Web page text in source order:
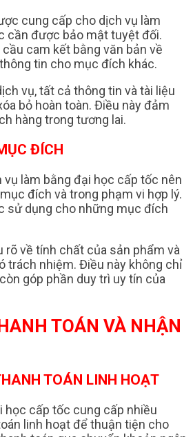
cung cấp cho dịch vụ làm
cần được bảo mật tuyệt đối.
cam kết bằng văn bản về
tin cho mục đích khác.
vụ, tất cả thông tin và tài liệu
bỏ hoàn toàn. Điều này đảm
hàng trong tương lai.
ĐÍCH
làm bằng đại học cấp tốc nên
đích và trong phạm vi hợp lý.
sử dụng cho những mục đích
rõ về tính chất của sản phẩm và
trách nhiệm. Điều này không chỉ
góp phần duy trì uy tín của
TOÁN VÀ NHẬN
TOÁN LINH HOẠT
học cấp tốc cung cấp nhiều
linh hoạt để thuận tiện cho